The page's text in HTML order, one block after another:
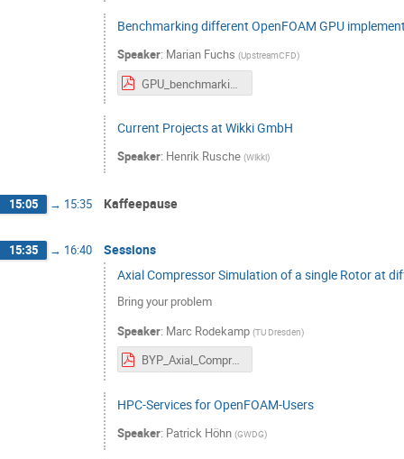
Benchmarking different OpenFOAM GPU
Speaker: Marian Fuchs (UpstreamCFD)
GPU_benchmarking.pdf
Current Projects at Wikki GmbH
Speaker: Henrik Rusche (Wikki)
15:05 → 15:35 Kaffeepause
15:35 → 16:40
Sessions
Axial Compressor Simulation of a single Rotor at
Bring your problem
Speaker: Marc Rodekamp (TU Dresden)
BYP_Axial_Compressor.pdf
HPC-Services for OpenFOAM-Users
Speaker: Patrick Höhn (GWDG)